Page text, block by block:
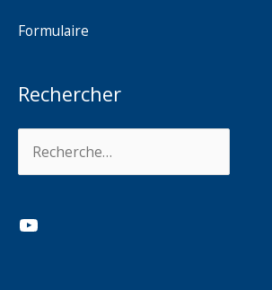
Formulaire
Rechercher
YouTube